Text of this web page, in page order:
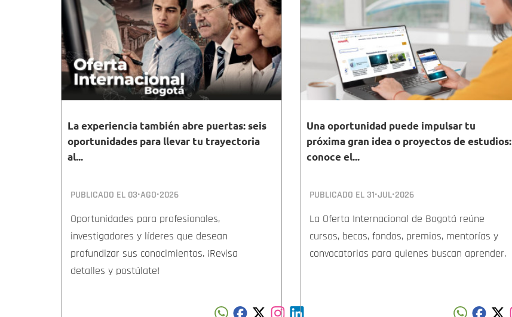
La experiencia también abre puertas: seis
oportunidades para llevar tu trayectoria
al...
PUBLICADO EL 03•AGO•2026
Oportunidades para profesionales,
investigadores y líderes que desean
profundizar sus conocimientos. ¡Revisa
detalles y postúlate!
Una oportunidad puede impulsar tu
próxima gran idea o proyectos de estudios:
conoce el...
PUBLICADO EL 31•JUL•2026
La Oferta Internacional de Bogotá reúne
cursos, becas, fondos, premios, mentorías y
convocatorias para quienes buscan aprender.